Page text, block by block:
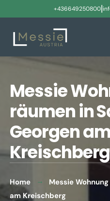
+436649250800|
Messie
räumen in
Georgen am
Kreischberg
Home
Messie
am Kreischberg